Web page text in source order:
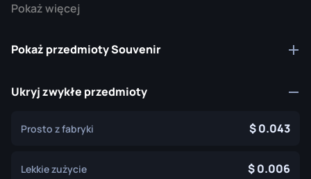
Pokaż więcej
Pokaż przedmioty Souvenir
Ukryj zwykłe przedmioty
Prosto z fabryki 0.043
Lekkie zużycie 0.006